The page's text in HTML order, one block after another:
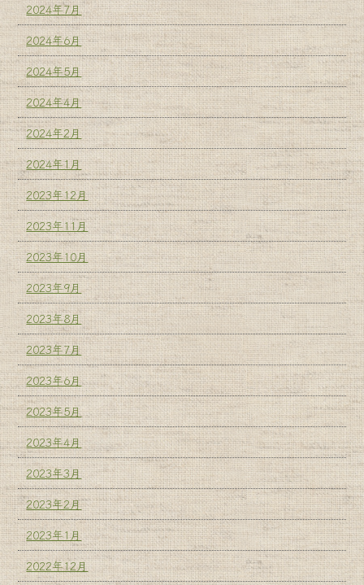
2024年7月
2024年6月
2024年5月
2024年4月
2024年2月
2024年1月
2023年12月
2023年11月
2023年10月
2023年9月
2023年8月
2023年7月
2023年6月
2023年5月
2023年4月
2023年3月
2023年2月
2023年1月
2022年12月